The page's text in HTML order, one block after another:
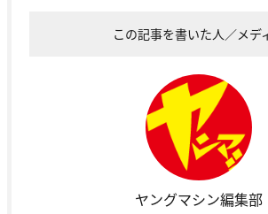
この記事を書いた人／メデ
ヤングマシン編集部